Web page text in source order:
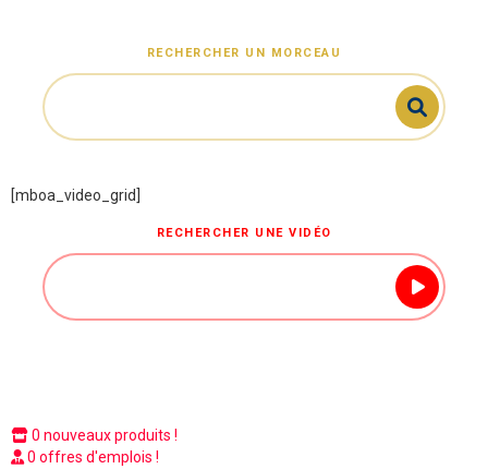
RECHERCHER UN MORCEAU
[mboa_video_grid]
RECHERCHER UNE VIDÉO
0 nouveaux produits !
0 offres d'emplois !